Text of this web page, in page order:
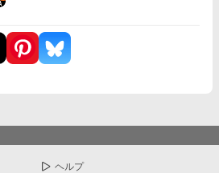
ヘルプ